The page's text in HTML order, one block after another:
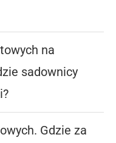
na
sadownicy
Gdzie za